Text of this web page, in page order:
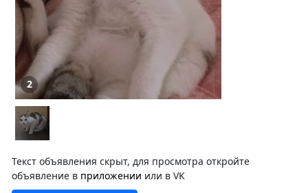
2
Текст объявления скрыт, для просмотра откройте
объявление в приложении или в VK